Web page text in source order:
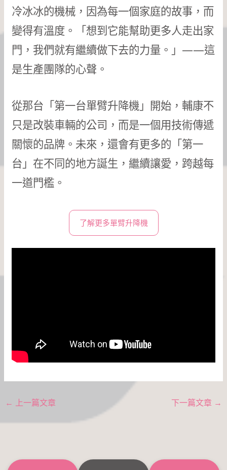
冷冰冰的機械，因為每一個家庭的故事，而
變得有溫度。「想到它能幫助更多人走出家
門，我們就有繼續做下去的力量。」——這
是生產團隊的心聲。
從那台「第一台單臂升降機」開始，輔康不
只是改裝車輛的公司，而是一個用技術傳遞
關懷的品牌。未來，還會有更多的「第一
台」在不同的地方誕生，繼續讓愛，跨越每
一道門檻。
了解更多單臂升降機
← 上一篇文章 下一篇文章 →